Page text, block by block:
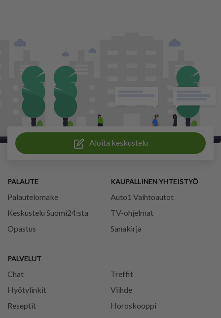
Aloita keskustelu
PALAUTE
Palautelomake
Keskustelu Suomi24:sta
Opastus
PALVELUT
Chat
Treffit
Hyötylinkit
Viihde
Reseptit
Horoskooppi
KAUPALLINEN YHTEISTYÖ
Auto1 Vaihtoautot
TV-ohjelmat
Sanakirja